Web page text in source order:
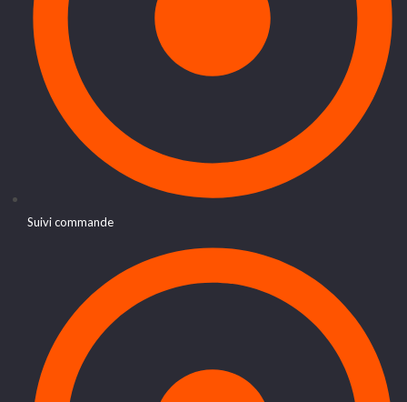
Suivi commande